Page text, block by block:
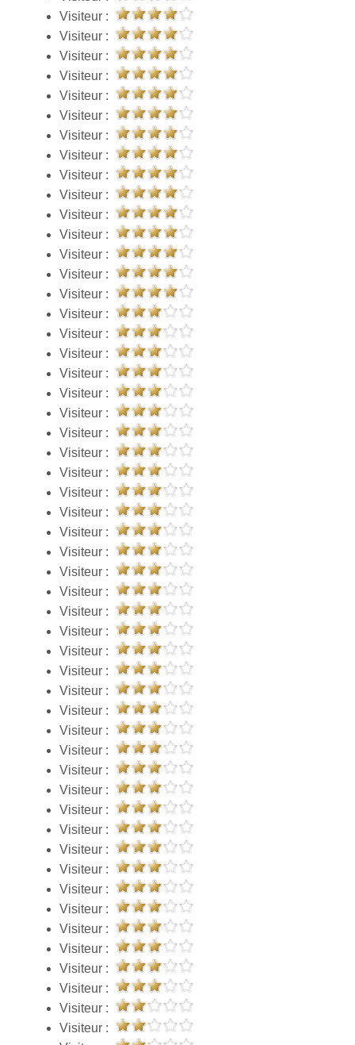
Visiteur :
Visiteur :
Visiteur :
Visiteur :
Visiteur :
Visiteur :
Visiteur :
Visiteur :
Visiteur :
Visiteur :
Visiteur :
Visiteur :
Visiteur :
Visiteur :
Visiteur :
Visiteur :
Visiteur :
Visiteur :
Visiteur :
Visiteur :
Visiteur :
Visiteur :
Visiteur :
Visiteur :
Visiteur :
Visiteur :
Visiteur :
Visiteur :
Visiteur :
Visiteur :
Visiteur :
Visiteur :
Visiteur :
Visiteur :
Visiteur :
Visiteur :
Visiteur :
Visiteur :
Visiteur :
Visiteur :
Visiteur :
Visiteur :
Visiteur :
Visiteur :
Visiteur :
Visiteur :
Visiteur :
Visiteur :
Visiteur :
Visiteur :
Visiteur :
Visiteur :